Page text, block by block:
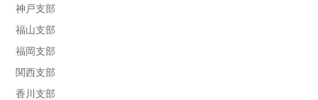
神戸支部
福山支部
福岡支部
関西支部
香川支部